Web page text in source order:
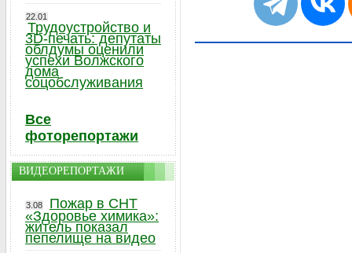
22.01
Трудоустройство и
3D-печать: депутаты
облдумы оценили
успехи Волжского
дома
соцобслуживания
Все
фоторепортажи
ВИДЕОРЕПОРТАЖИ
3.08
Пожар в СНТ
«Здоровье химика»:
житель показал
пепелище на видео